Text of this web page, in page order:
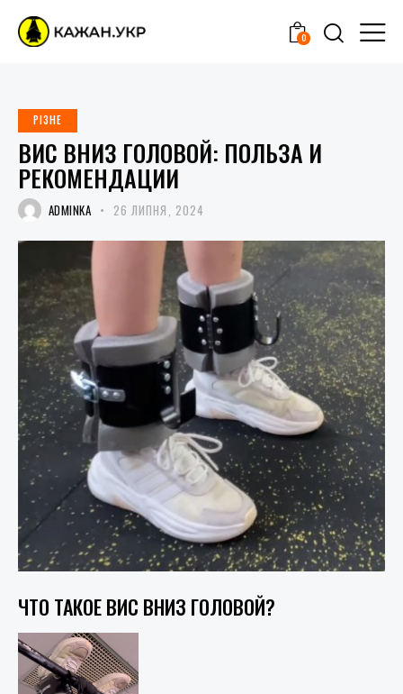
0
РІЗНЕ
ВИС ВНИЗ ГОЛОВОЙ: ПОЛЬЗА И
РЕКОМЕНДАЦИИ
ADMINKA 26 ЛИПНЯ, 2024
ЧТО ТАКОЕ ВИС ВНИЗ ГОЛОВОЙ?